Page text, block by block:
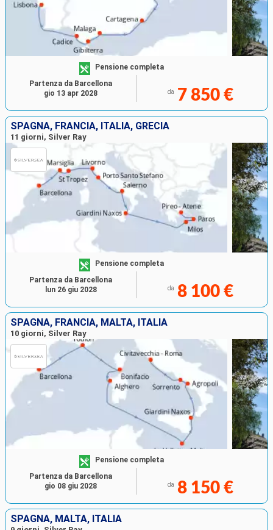
Pensione completa
da 7 850 €
Partenza da Barcellona
gio 13 apr 2028
SPAGNA, FRANCIA, ITALIA, GRECIA
11 giorni, Silver Ray
Pensione completa
da 8 100 €
Partenza da Barcellona
lun 26 giu 2028
SPAGNA, FRANCIA, MALTA, ITALIA
10 giorni, Silver Ray
Pensione completa
da 8 150 €
Partenza da Barcellona
gio 08 giu 2028
SPAGNA, MALTA, ITALIA